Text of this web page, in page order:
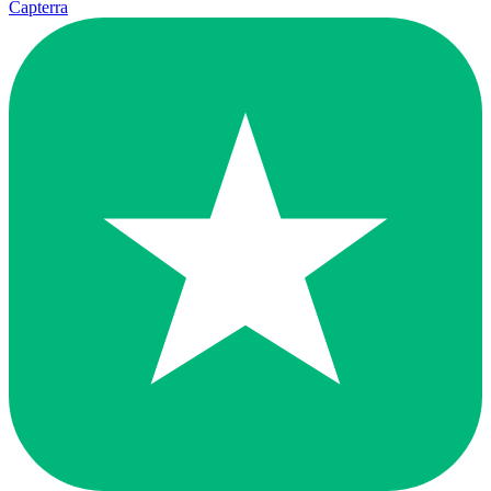
Capterra